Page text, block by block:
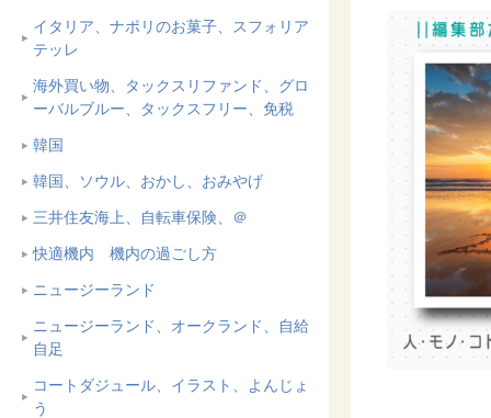
イタリア、ナポリのお菓子、スフォリア
テッレ
海外買い物、タックスリファンド、グロ
ーバルブルー、タックスフリー、免税
韓国
韓国、ソウル、おかし、おみやげ
三井住友海上、自転車保険、＠
快適機内 機内の過ごし方
ニュージーランド
ニュージーランド、オークランド、自給
自足
コートダジュール、イラスト、よんじょ
う